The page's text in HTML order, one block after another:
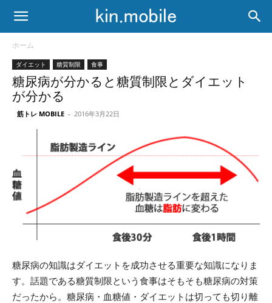
ホーム
ダイエット 糖質制限 食事
糖尿病が分かると糖質制限とダイエット
が分かる
筋トレ MOBILE - 2016年3月22日
糖尿病の知識はダイエットを成功させる重要な知識になりま
す。話題である糖質制限という食事はそもそも糖尿病の対策
だったから。糖尿病・血糖値・ダイエットは切っても切り離